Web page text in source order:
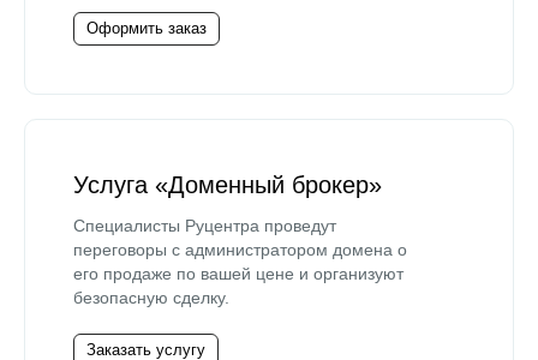
Оформить заказ
Услуга «Доменный брокер»
Специалисты Руцентра проведут
переговоры с администратором домена о
его продаже по вашей цене и организуют
безопасную сделку.
Заказать услугу